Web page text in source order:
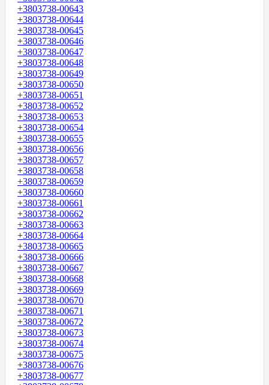
+3803738-00643
+3803738-00644
+3803738-00645
+3803738-00646
+3803738-00647
+3803738-00648
+3803738-00649
+3803738-00650
+3803738-00651
+3803738-00652
+3803738-00653
+3803738-00654
+3803738-00655
+3803738-00656
+3803738-00657
+3803738-00658
+3803738-00659
+3803738-00660
+3803738-00661
+3803738-00662
+3803738-00663
+3803738-00664
+3803738-00665
+3803738-00666
+3803738-00667
+3803738-00668
+3803738-00669
+3803738-00670
+3803738-00671
+3803738-00672
+3803738-00673
+3803738-00674
+3803738-00675
+3803738-00676
+3803738-00677